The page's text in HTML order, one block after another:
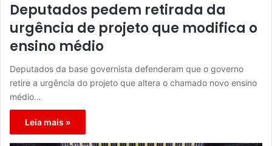
Deputados pedem retirada da
urgência de projeto que modifica o
ensino médio
Deputados da base governista defenderam que o governo
retire a urgência do projeto que altera o chamado novo ensino
médio…
Leia mais »